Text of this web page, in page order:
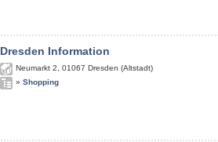
Dresden Information
Neumarkt 2 01067 Dresden (Altstadt)
» Shopping